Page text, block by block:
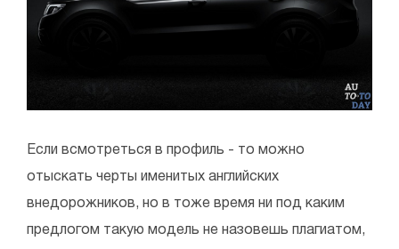
Если всмотреться в профиль - то можно
отыскать черты именитых английских
внедорожников, но в тоже время ни под каким
предлогом такую модель не назовешь плагиатом,